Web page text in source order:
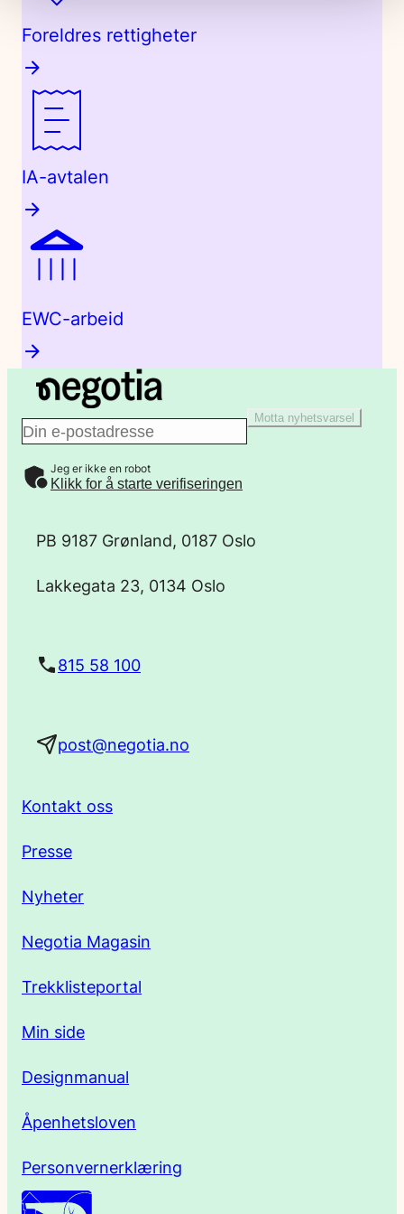
Foreldres rettigheter
IA-avtalen
EWC-arbeid
E
-
Motta nyhetsvarsel
Jeg er ikke en robot
Klikk for å starte verifiseringen
PB 9187 Grønland, 0187 Oslo
Lakkegata 23, 0134 Oslo
815 58 100
post@negotia.no
Kontakt oss
Presse
Nyheter
Negotia Magasin
Trekklisteportal
Min side
Designmanual
Åpenhetsloven
Personvernerklæring